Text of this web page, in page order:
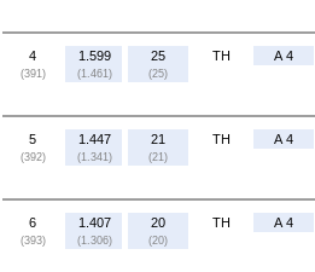
4
(391)
1.599
(1.461)
25
(25)
TH A 4
5
(392)
1.447
(1.341)
21
(21)
TH A 4
6
(393)
1.407
(1.306)
20
(20)
TH A 4